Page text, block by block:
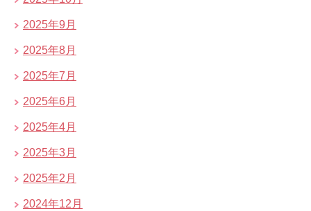
2025年9月
2025年8月
2025年7月
2025年6月
2025年4月
2025年3月
2025年2月
2024年12月